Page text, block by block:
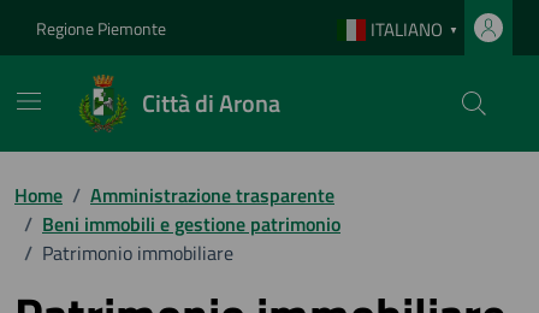
Regione Piemonte ITALIANO ▼
Città di Arona
Home / Amministrazione trasparente
/ Beni immobili e gestione patrimonio
/ Patrimonio immobiliare